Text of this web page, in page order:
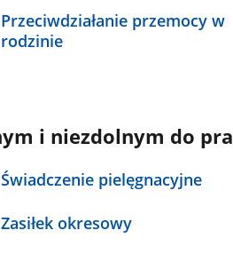
Przeciwdziałanie przemocy w
rodzinie
i niezdolnym do
Świadczenie pielęgnacyjne
Zasiłek okresowy